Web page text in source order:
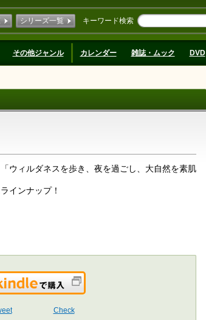
キーワード検索
シリーズ一覧
その他ジャンル カレンダー 雑誌・ムック DVD
ウィルダネスを歩き、夜を過ごし、大自然を素肌
インナップ！
Kindleで購入
Check